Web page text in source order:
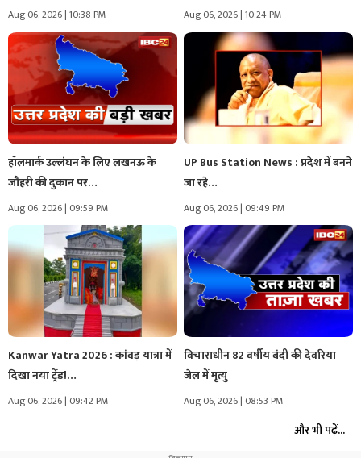
Aug 06, 2026 | 10:38 PM Aug 06, 2026 | 10:24 PM
हॉलमार्क उल्लंघन के लिए लखनऊ के
जौहरी की दुकान पर…
Aug 06, 2026 | 09:59 PM
UP Bus Station News : प्रदेश में बनने
जा रहे…
Aug 06, 2026 | 09:49 PM
Kanwar Yatra 2026 : कांवड़ यात्रा में
दिखा नया ट्रेंड!…
Aug 06, 2026 | 09:42 PM
विचाराधीन 82 वर्षीय बंदी की देवरिया
जेल में मृत्यु
Aug 06, 2026 | 08:53 PM
और भी पढ़ें...